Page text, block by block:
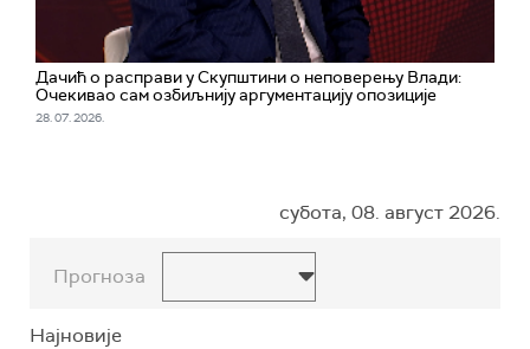
Дачић о расправи у Скупштини о неповерењу Влади:
Очекивао сам озбиљнију аргументацију опозиције
28. 07. 2026.
субота, 08. август 2026.
Прогноза
Најновије